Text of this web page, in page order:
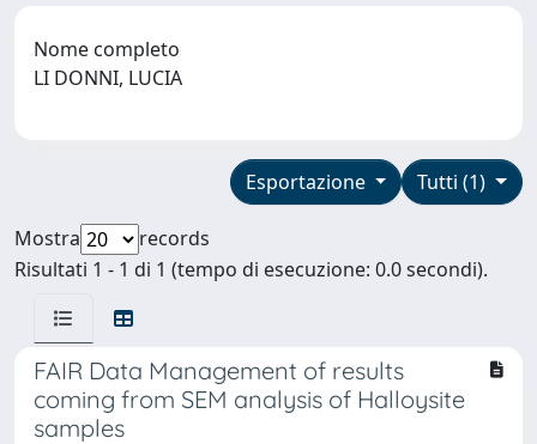
Nome completo
LI DONNI, LUCIA
Tutti (1)
Esportazione
Mostra
records
Risultati 1 - 1 di 1 (tempo di esecuzione: 0.0 secondi).
FAIR Data Management of results
coming from SEM analysis of Halloysite
samples